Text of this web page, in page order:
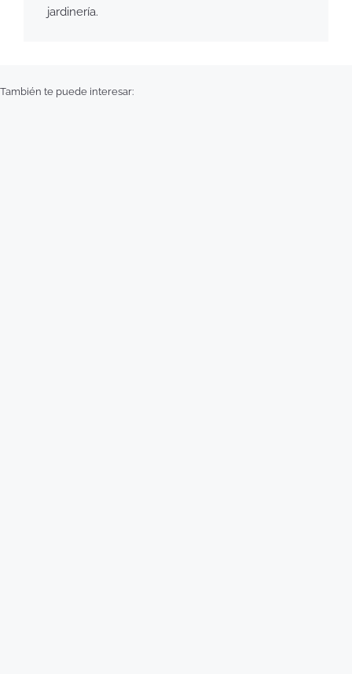
jardinería.
También te puede interesar: